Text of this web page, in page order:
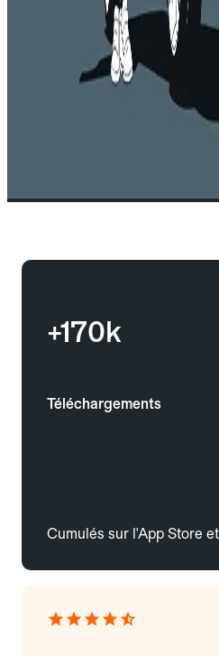
+170k
Téléchargements
Cumulés sur l'App Store